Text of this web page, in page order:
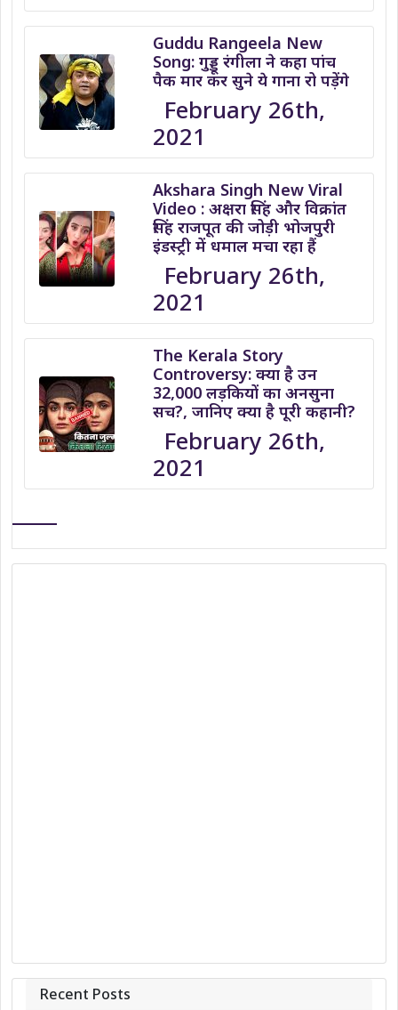
Guddu Rangeela New
Song: गुड्डू रंगीला ने कहा पांच
पैक मार कर सुने ये गाना रो पड़ेंगे
February 26th,
2021
Akshara Singh New Viral
Video : अक्षरा सिंह और विक्रांत
सिंह राजपूत की जोड़ी भोजपुरी
इंडस्ट्री में धमाल मचा रहा हैं
February 26th,
2021
The Kerala Story
Controversy: क्या है उन
32,000 लड़कियों का अनसुना
सच?, जानिए क्या है पूरी कहानी?
February 26th,
2021
Recent Posts